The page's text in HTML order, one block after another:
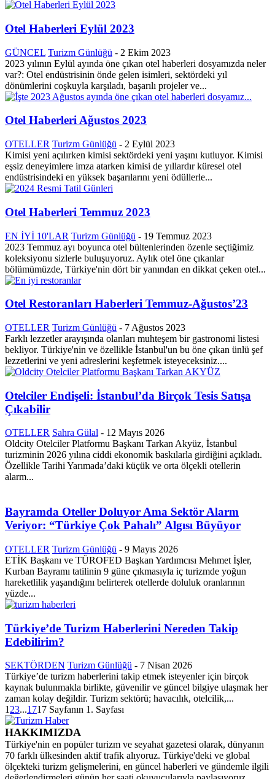
Otel Haberleri Eylül 2023
GÜNCEL Turizm Günlüğü - 2 Ekim 2023
2023 yılının Eylül ayında öne çıkan otel haberleri dosyamızda neler
var?: Otel endüstrisinin önde gelen isimleri, sektördeki yıl
dönümlerini coşkuyla karşıladı, başarılı projeler ve...
Otel Haberleri Ağustos 2023
OTELLER Turizm Günlüğü - 2 Eylül 2023
Kimisi yeni açılırken kimisi sektördeki yeni yaşını kutluyor. Kimisi
eşsiz deneyimlere imza atarken kimisi de yıllardır küresel otel
endüstrisindeki en yüksek başarılarını yeni ödüllerle...
Otel Haberleri Temmuz 2023
EN İYİ 10'LAR Turizm Günlüğü - 19 Temmuz 2023
2023 Temmuz ayı boyunca otel bültenlerinden özenle seçtiğimiz
koleksiyonu sizlerle buluşuyoruz. Aylık otel öne çıkanlar
bölümümüzde, Türkiye'nin dört bir yanından en dikkat çeken otel...
Otel Restoranları Haberleri Temmuz-Ağustos’23
OTELLER Turizm Günlüğü - 7 Ağustos 2023
Farklı lezzetler arayışında olanları muhteşem bir gastronomi listesi
bekliyor. Türkiye'nin ve özellikle İstanbul'un bu öne çıkan ünlü şef
lezzetlerini ve yeni adreslerini keşfetmek isteyeceksiniz....
Otelciler Endişeli: İstanbul’da Birçok Tesis Satışa
Çıkabilir
OTELLER Sahra Gülal - 12 Mayıs 2026
Oldcity Otelciler Platformu Başkanı Tarkan Akyüz, İstanbul
turizminin 2026 yılına ciddi ekonomik baskılarla girdiğini açıkladı.
Özellikle Tarihi Yarımada’daki küçük ve orta ölçekli otellerin
alarm...
Bayramda Oteller Doluyor Ama Sektör Alarm
Veriyor: “Türkiye Çok Pahalı” Algısı Büyüyor
OTELLER Turizm Günlüğü - 9 Mayıs 2026
ETİK Başkanı ve TÜROFED Başkan Yardımcısı Mehmet İşler,
Kurban Bayramı tatilinin 9 güne çıkmasıyla iç turizmde yoğun
hareketlilik yaşandığını belirterek otellerde doluluk oranlarının
yüzde...
Türkiye’de Turizm Haberlerini Nereden Takip
Edebilirim?
SEKTÖRDEN Turizm Günlüğü - 7 Nisan 2026
Türkiye’de turizm haberlerini takip etmek isteyenler için birçok
kaynak bulunmakla birlikte, güvenilir ve güncel bilgiye ulaşmak her
zaman kolay değildir. Turizm sektörü; havacılık, otelcilik,...
1 23...1717 Sayfanın 1. Sayfası
HAKKIMIZDA
Türkiye'nin en popüler turizm ve seyahat gazetesi olarak, dünyanın
70 farklı ülkesinden aktif trafik alıyoruz. Türkiye'deki ve global
ölçekteki turizm gelişmelerini, en güncel haberleri ve gündemle ilgili